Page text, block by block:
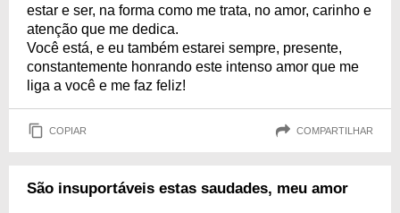
estar e ser, na forma como me trata, no amor, carinho e
atenção que me dedica.
Você está, e eu também estarei sempre, presente,
constantemente honrando este intenso amor que me
liga a você e me faz feliz!
COPIAR COMPARTILHAR
São insuportáveis estas saudades, meu amor